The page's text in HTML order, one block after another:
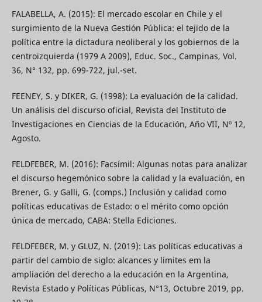
FALABELLA, A. (2015): El mercado escolar en Chile y el
surgimiento de la Nueva Gestión Pública: el tejido de la
política entre la dictadura neoliberal y los gobiernos de la
centroizquierda (1979 A 2009), Educ. Soc., Campinas, Vol.
36, N° 132, pp. 699-722, jul.-set.
FEENEY, S. y DIKER, G. (1998): La evaluación de la calidad.
Un análisis del discurso oficial, Revista del Instituto de
Investigaciones en Ciencias de la Educación, Año VII, Nº 12,
Agosto.
FELDFEBER, M. (2016): Facsímil: Algunas notas para analizar
el discurso hegemónico sobre la calidad y la evaluación, en
Brener, G. y Galli, G. (comps.) Inclusión y calidad como
políticas educativas de Estado: o el mérito como opción
única de mercado, CABA: Stella Ediciones.
FELDFEBER, M. y GLUZ, N. (2019): Las políticas educativas a
partir del cambio de siglo: alcances y limites em la
ampliación del derecho a la educación en la Argentina,
Revista Estado y Políticas Públicas, N°13, Octubre 2019, pp.